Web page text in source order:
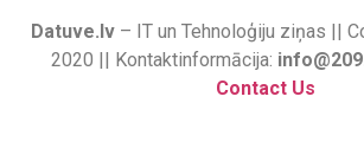
Datuve.lv– IT un Tehnoloģiju ziņas ||
2020 || Kontaktinformācija:
Contact Us